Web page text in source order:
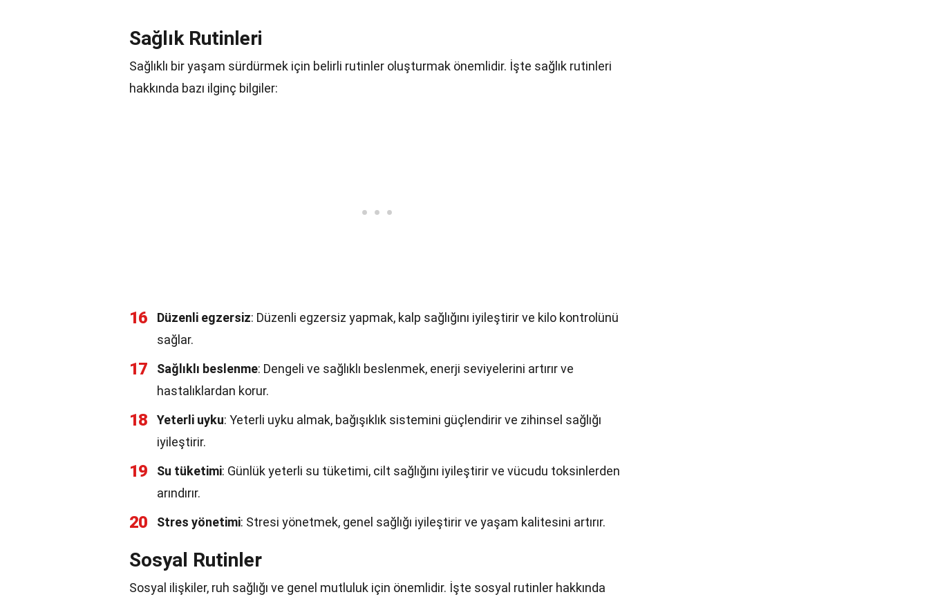
Sağlık Rutinleri
Sağlıklı bir yaşam sürdürmek için belirli rutinler oluşturmak önemlidir. İşte sağlık rutinleri
hakkında bazı ilginç bilgiler:
16 Düzenli egzersiz: Düzenli egzersiz yapmak, kalp sağlığını iyileştirir ve kilo kontrolünü
sağlar.
17 Sağlıklı beslenme: Dengeli ve sağlıklı beslenmek, enerji seviyelerini artırır ve
hastalıklardan korur.
18 Yeterli uyku: Yeterli uyku almak, bağışıklık sistemini güçlendirir ve zihinsel sağlığı
iyileştirir.
19 Su tüketimi: Günlük yeterli su tüketimi, cilt sağlığını iyileştirir ve vücudu toksinlerden
arındırır.
20 Stres yönetimi: Stresi yönetmek, genel sağlığı iyileştirir ve yaşam kalitesini artırır.
Sosyal Rutinler
Sosyal ilişkiler, ruh sağlığı ve genel mutluluk için önemlidir. İşte sosyal rutinler hakkında